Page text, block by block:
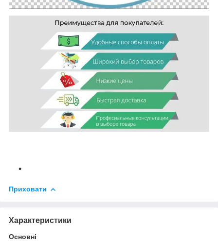
Приховати
Характеристики
Основні